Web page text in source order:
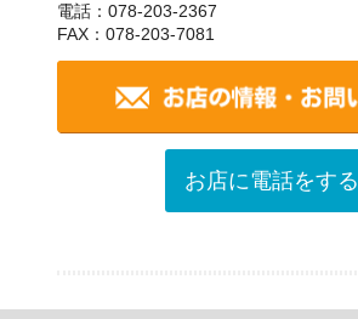
電話：078-203-2367
FAX：078-203-7081
お店に電話をする